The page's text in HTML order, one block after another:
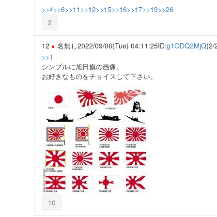
>>4>>6>>11 >>12>>15>>16>>17>>19>>26
2
12 名無し2022/09/06(Tue) 04:11:25ID:g1ODQ2MjQ(2/
>>1
シンプルに旭日旗の画像。
お好きなものをチョイスして下さい。
10